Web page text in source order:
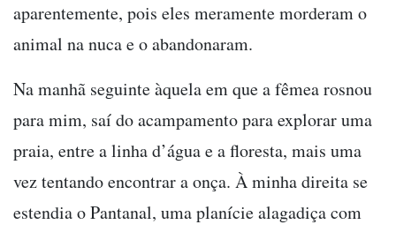
aparentemente, pois eles meramente morderam o
animal na nuca e o abandonaram.
Na manhã seguinte àquela em que a fêmea rosnou
para mim, saí do acampamento para explorar uma
praia, entre a linha d’água e a floresta, mais uma
vez tentando encontrar a onça. À minha direita se
estendia o Pantanal, uma planície alagadiça com